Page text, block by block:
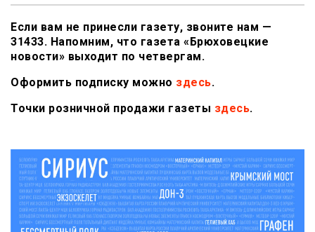
Если вам не принесли газету, звоните нам —
31433. Напомним, что газета «Брюховецкие
новости» выходит по четвергам.
Оформить подписку можно здесь.
Точки розничной продажи газеты здесь.